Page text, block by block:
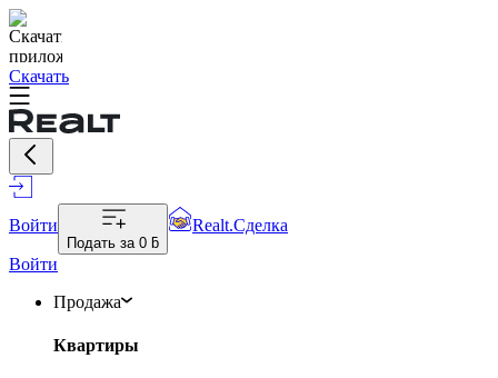
Скачать
Войти
Подать за 0 ƃ
Realt.Сделка
Войти
Продажа
Квартиры